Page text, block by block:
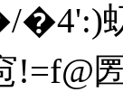
=f@